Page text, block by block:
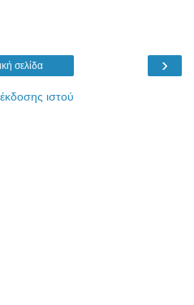
›
σελίδα
ιστού